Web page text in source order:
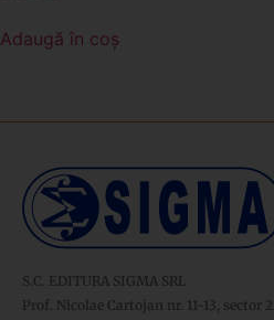
Adaugă în coș
S.C. EDITURA SIGMA SRL
Prof. Nicolae Cartojan nr. 11-13, sector